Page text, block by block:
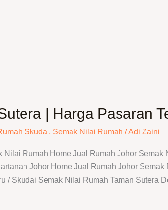
| Harga Pasaran
Skudai, Semak Nilai Rumah /Adi Zaini
Nilai Rumah Home Jual Rumah Johor Semak
Johor Home Jual Rumah Johor
/ Skudai Semak Nilai Rumah Taman Sutera